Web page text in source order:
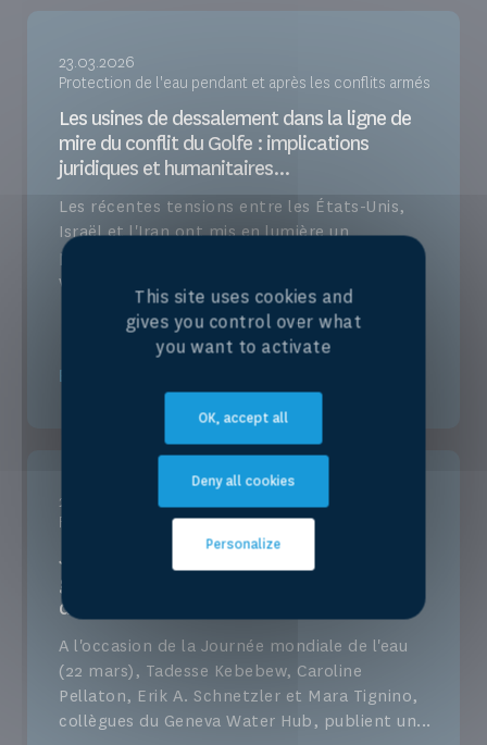
23.03.2026
Protection de l'eau pendant et après les conflits armés
Les usines de dessalement dans la ligne de
mire du conflit du Golfe : implications
juridiques et humanitaires...
Les récentes tensions entre les États-Unis,
Israël et l'Iran ont mis en lumière un
problème crucial, mais souvent négligé : la
vulnérabilité des...
En savoir plus
20.03.2026
Façonner le droit et les politiques
Journée mondiale de l'eau 2026 | La
gouvernance de l'eau sous l'angle des droits
de l'homme : faire progresser l'é...
A l'occasion de la Journée mondiale de l'eau
(22 mars), Tadesse Kebebew, Caroline
Pellaton, Erik A. Schnetzler et Mara Tignino,
collègues du Geneva Water Hub, publient un...
This site uses cookies and
gives you control over what
you want to activate
OK, accept all
Deny all cookies
Personalize